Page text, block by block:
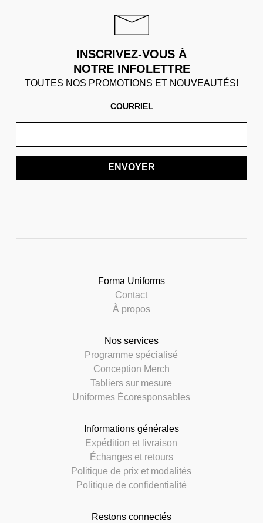
INSCRIVEZ-VOUS À
NOTRE INFOLETTRE
TOUTES NOS PROMOTIONS ET NOUVEAUTÉS!
COURRIEL
ENVOYER
Forma Uniforms
Contact
À propos
Nos services
Programme spécialisé
Conception Merch
Tabliers sur mesure
Uniformes Écoresponsables
Informations générales
Expédition et livraison
Échanges et retours
Politique de prix et modalités
Politique de confidentialité
Restons connectés